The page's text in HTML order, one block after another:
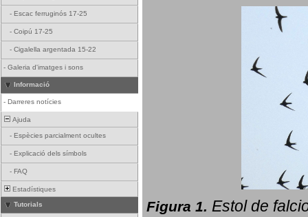
- Escac ferruginós 17-25
- Coipú 17-25
- Cigalella argentada 15-22
- Galeria d'imatges i sons
Informació
- Darreres notícies
Ajuda
- Espècies parcialment ocultes
- Explicació dels símbols
- FAQ
Estadístiques
Tutorials
Figura 1. Estol de